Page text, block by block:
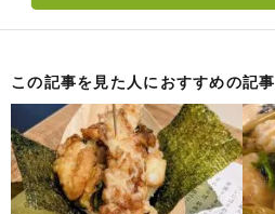
この記事を見た人におすすめの記事